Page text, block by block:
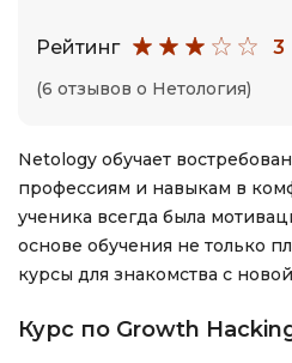
Рейтинг 3
(6 отзывов о Нетология)
Netology обучает
профессиям и навыкам в
ученика всегда была
основе обучения не только
курсы для знакомства с
Курс по Growth